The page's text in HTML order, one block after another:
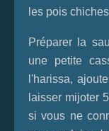
les pois
Préparer la
une petite
l'harissa,
laisser mijoter
si vous ne